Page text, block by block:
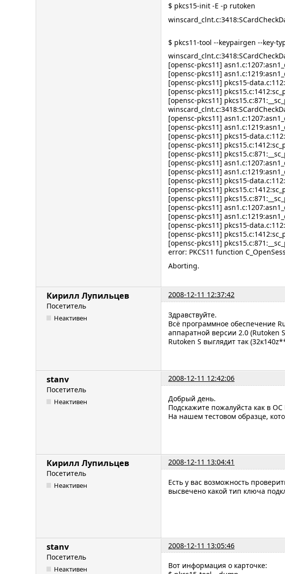
$ pkcs15-init -E -p rutoken
$ pkcs11-tool --keypairgen --key-
[opensc-pkcs11]
[opensc-pkcs11]
[opensc-pkcs11] pkcs15-
[opensc-pkcs11]
[opensc-pkcs11]
[opensc-pkcs11]
[opensc-pkcs11]
[opensc-pkcs11] pkcs15-
[opensc-pkcs11]
[opensc-pkcs11]
[opensc-pkcs11]
[opensc-pkcs11]
[opensc-pkcs11] pkcs15-
[opensc-pkcs11]
[opensc-pkcs11]
[opensc-pkcs11]
[opensc-pkcs11]
[opensc-pkcs11] pkcs15-
[opensc-pkcs11]
[opensc-pkcs11]
error: PKCS11 function
Aborting.
Кирилл Лупильцев
2008-12-11 12:37:42
Посетитель
Неактивен
Здравствуйте.
Всё программное обеспечение
аппаратной версии 2.0 (Rutoken
Rutoken S выглядит так
stanv
2008-12-11 12:42:06
Посетитель
Неактивен
Добрый день.
Подскажите пожалуйста как в
На нашем тестовом образце,
Кирилл Лупильцев
2008-12-11 13:04:41
Посетитель
Неактивен
Есть у вас возможность
высвечено какой тип ключа
stanv
2008-12-11 13:05:46
Посетитель
Неактивен
Вот информация о карточке: